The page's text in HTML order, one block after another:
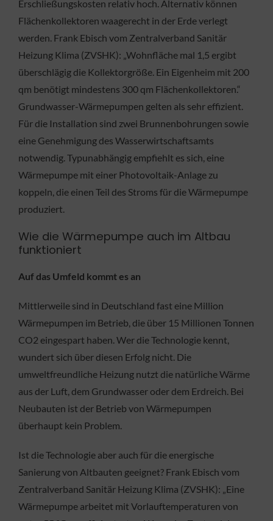
Erschließungskosten relativ hoch. Alternativ können
Flächenkollektoren waagerecht in der Erde verlegt
werden. Frank Ebisch vom Zentralverband Sanitär
Heizung Klima (ZVSHK): „Wohnfläche mal 1,5 ergibt
überschlägig die Kollektorgröße. Ein Eigenheim mit 200
qm benötigt mindestens 300 qm Flächenkollektoren.“
Grundwasser-Wärmepumpen gelten als sehr effizient.
Für die Installation sind zwei Brunnenbohrungen sowie
eine Genehmigung des Wasserwirtschaftsamts
notwendig. Typunabhängig empfiehlt es sich, eine
Wärmepumpe mit einer Photovoltaik-Anlage zu
koppeln, die einen Teil des Stroms für die Wärmepumpe
produziert.
Wie die Wärmepumpe auch im Altbau
funktioniert
Auf das Umfeld kommt es an
Mittlerweile sind in Deutschland fast eine Million
Wärmepumpen im Betrieb, die über 15 Millionen Tonnen
CO2 eingespart haben. Wer die Technologie kennt,
wundert sich über diesen Erfolg nicht. Die
umweltfreundliche Heizung nutzt die natürliche Wärme
aus der Luft, dem Grundwasser oder dem Erdreich. Bei
Neubauten ist der Betrieb von Wärmepumpen
überhaupt kein Problem.
Ist die Technologie aber auch für die energische
Sanierung von Altbauten geeignet? Frank Ebisch vom
Zentralverband Sanitär Heizung Klima (ZVSHK): „Eine
Wärmepumpe arbeitet mit Vorlauftemperaturen von